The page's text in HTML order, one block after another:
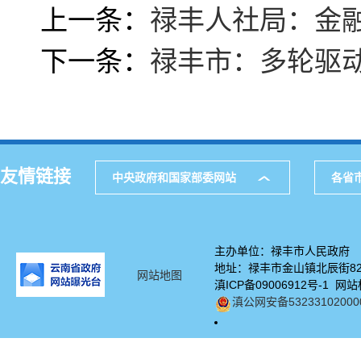
上一条： 禄丰人社局：金
下一条： 禄丰市：多轮驱
友情链接 中央政府和国家部委网站 各省
网站地图
主办单位：禄丰市人民政府
地址：禄丰市金山镇北辰
滇ICP备09006912号-1 网
滇公网安备